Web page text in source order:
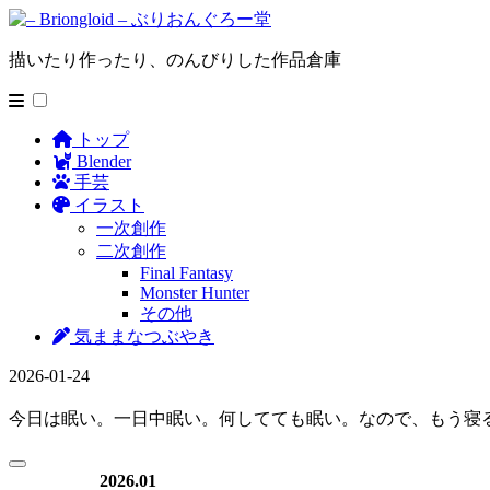
描いたり作ったり、のんびりした作品倉庫
トップ
Blender
手芸
イラスト
一次創作
二次創作
Final Fantasy
Monster Hunter
その他
気ままなつぶやき
2026-01-24
今日は眠い。一日中眠い。何してても眠い。なので、もう寝
2026.01